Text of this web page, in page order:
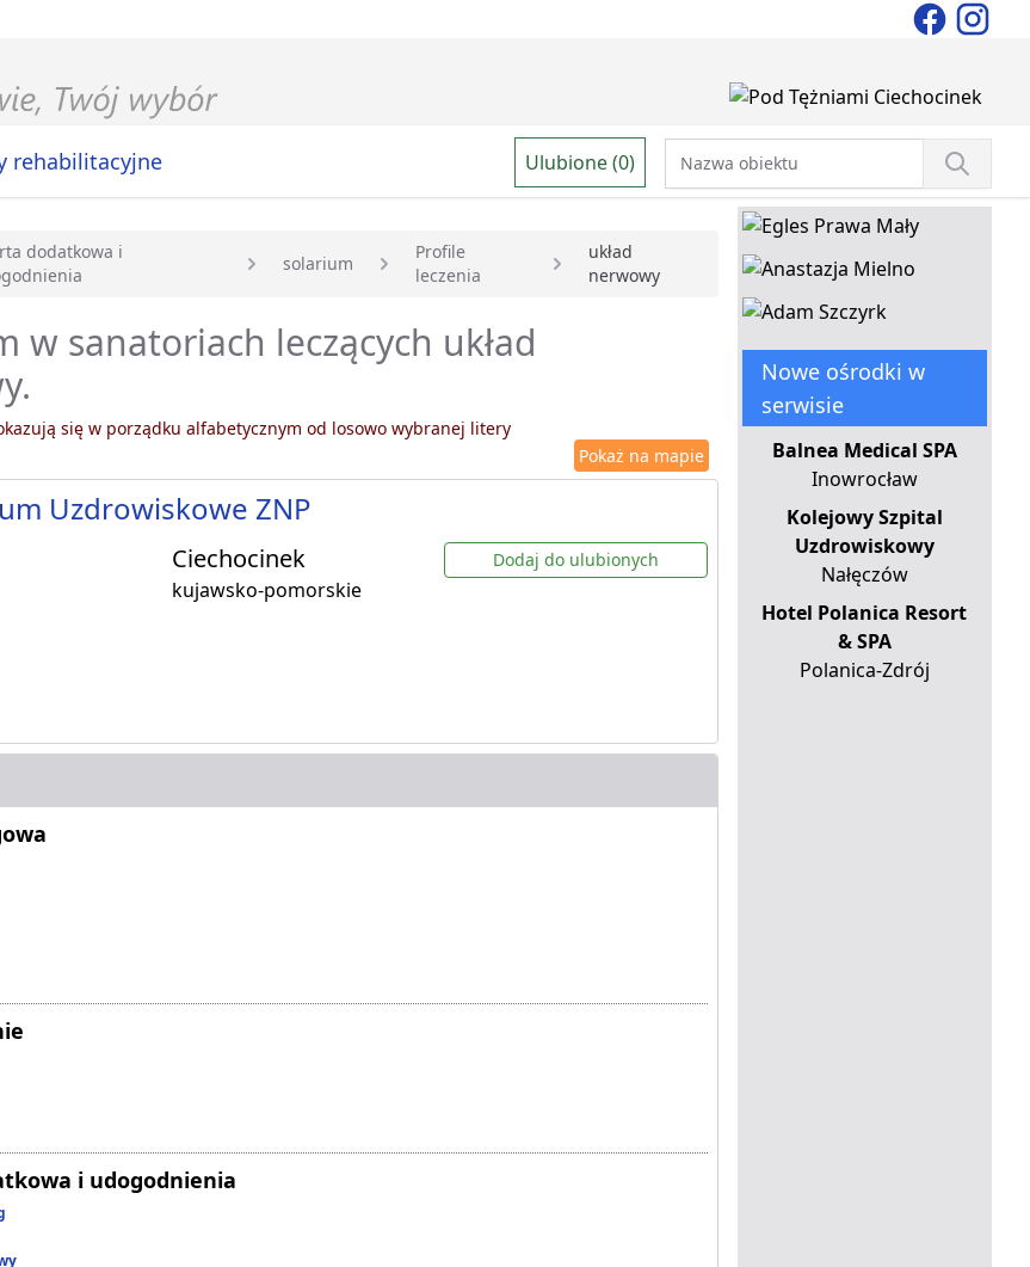
rehabilitacyjne Ulubione (0)
dodatkowa i
solarium
Profile
leczenia
układ
nerwowy
w sanatoriach leczących układ
się w porządku alfabetycznym od losowo wybranej litery
Pokaż na mapie
Uzdrowiskowe ZNP
Ciechocinek
kujawsko-pomorskie
Dodaj do ulubionych
i udogodnienia
Nowe ośrodki w
serwisie
Balnea Medical SPA
Inowrocław
Kolejowy Szpital
Uzdrowiskowy
Nałęczów
Hotel Polanica Resort
& SPA
Polanica-Zdrój